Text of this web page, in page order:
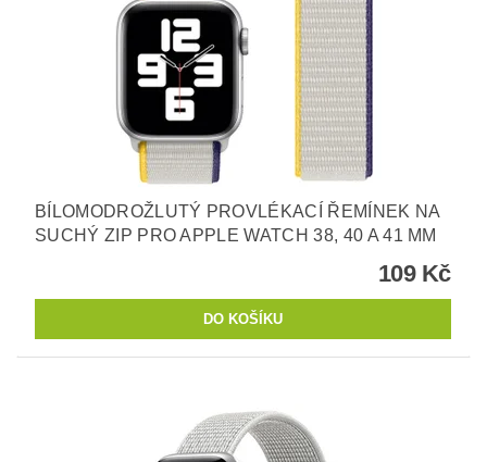
BÍLOMODROŽLUTÝ PROVLÉKACÍ ŘEMÍNEK NA
SUCHÝ ZIP PRO APPLE WATCH 38, 40 A 41 MM
109 Kč